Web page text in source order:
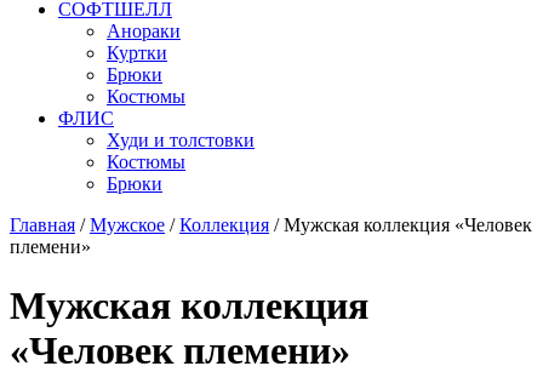
СОФТШЕЛЛ
Анораки
Куртки
Брюки
Костюмы
ФЛИС
Худи и толстовки
Костюмы
Брюки
Главная / Мужское / Коллекция /Мужская коллекция «Человек
племени»
Мужская коллекция
«Человек племени»